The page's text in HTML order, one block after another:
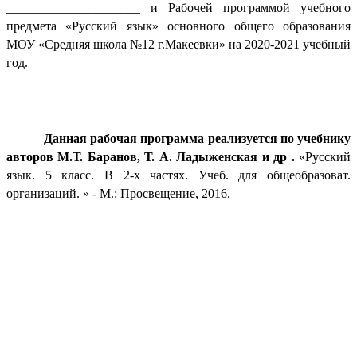
_____________________ и Рабочей программой учебного
предмета «Русский язык» основного общего образования
МОУ «Средняя школа №12 г.Макеевки» на 2020-2021 учебный
год.
Данная рабочая программа реализуется по учебнику
авторов М.Т. Баранов, Т. А. Ладыженская и др .«Русский
язык. 5 класс. В 2-х частях. Учеб. для общеобразоват.
организаций. » - М.: Просвещение, 2016.